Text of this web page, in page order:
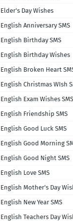
Elder's Day Wishes
English Anniversary SMS
English Birthday SMS
English Birthday Wishes
English Broken Heart
English Christmas WIsh
English Exam Wishes SMS
English Friendship SMS
English Good Luck SMS
English Good Morning
English Good Night SMS
English Love SMS
English Mother's Day
English New Year SMS
English Teachers Day